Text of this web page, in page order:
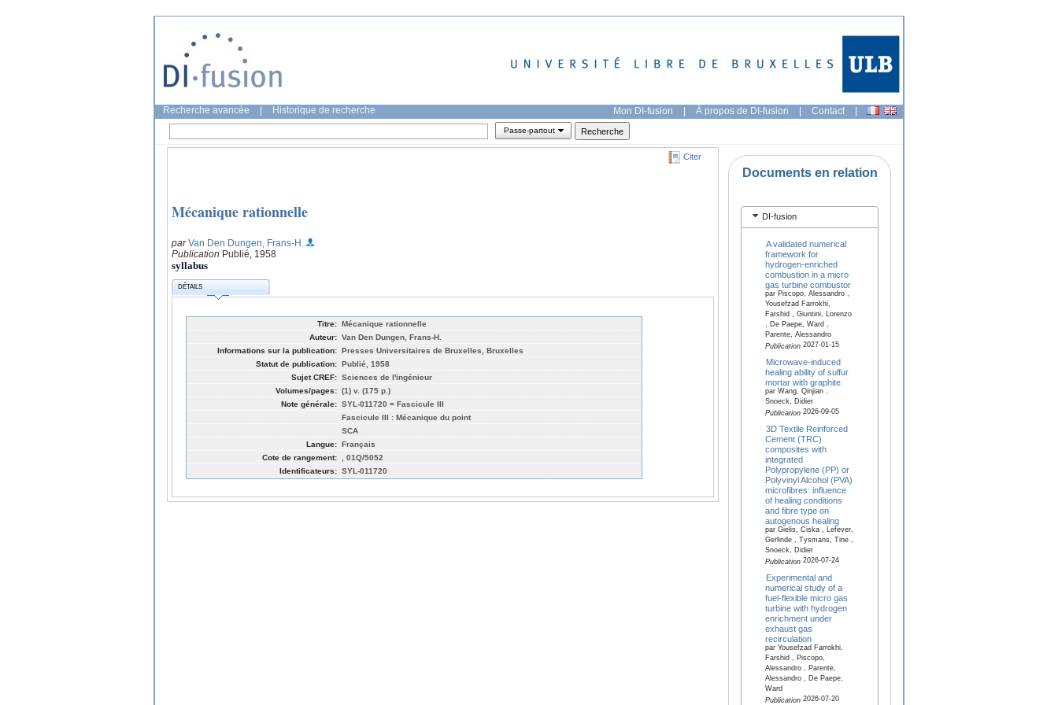
Recherche avancée Historique de recherche Mon DI-fusion | À propos de DI-fusion | Contact |
Passe-partout
Citer
Mécanique rationnelle
parVan Den Dungen, Frans-H.
Publication Publié, 1958
syllabus
DÉTAILS
Titre: Mécanique rationnelle
Auteur: Van Den Dungen, Frans-H.
Informations sur la publication: Presses Universitaires de Bruxelles, Bruxelles
Statut de publication: Publié, 1958
Sujet CREF: Sciences de l'ingénieur
Volumes/pages: (1) v. (175 p.)
Note générale: SYL-011720 = Fascicule III
Fascicule III : Mécanique du point
SCA
Langue: Français
Cote de rangement:
, 01Q/5052
Identificateurs: SYL-011720
Documents en relation
DI-fusion
A validated numerical
framework for
hydrogen-enriched
combustion in a micro
gas turbine combustor
par Piscopo, Alessandro ,
Yousefzad Farrokhi,
Farshid , Giuntini, Lorenzo
, De Paepe, Ward ,
Parente, Alessandro
Publication2027-01-15
Microwave-induced
healing ability of sulfur
mortar with graphite
par Wang, Qinjian ,
Snoeck, Didier
Publication2026-09-05
3D Textile Reinforced
Cement (TRC)
composites with
integrated
Polypropylene (PP) or
Polyvinyl Alcohol (PVA)
microfibres: influence
of healing conditions
and fibre type on
autogenous healing
par Gielis, Ciska , Lefever,
Gerlinde , Tysmans, Tine ,
Snoeck, Didier
Publication2026-07-24
Experimental and
numerical study of a
fuel-flexible micro gas
turbine with hydrogen
enrichment under
exhaust gas
recirculation
par Yousefzad Farrokhi,
Farshid , Piscopo,
Alessandro , Parente,
Alessandro , De Paepe,
Ward
Publication2026-07-20